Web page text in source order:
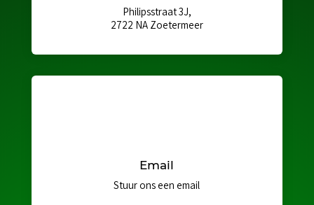
Philipsstraat 3J,
2722 NA Zoetermeer
Email
Stuur ons een email